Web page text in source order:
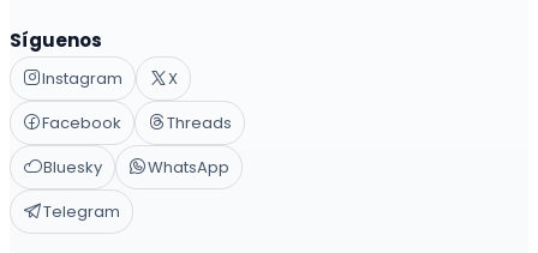
Síguenos
Instagram
X
Facebook
Threads
Bluesky
WhatsApp
Telegram